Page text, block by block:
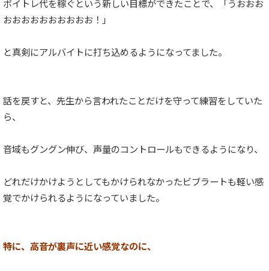
ボイトレ代を稼ぐという新しい目標ができたことで、「うおおお
おおおおおおおおおお！」
と真剣にアルバイトに打ち込めるようになってました。
話を戻すと、先生から言われたことだけを守って練習をしていた
ら、
音域もグングン伸び、声量のコントロールもできるようになり、
どれだけかけようとしてもかけられなかったビブラートも軽い感
覚でかけられるようになっていました。
特に、高音が裏声に近い感覚なのに、